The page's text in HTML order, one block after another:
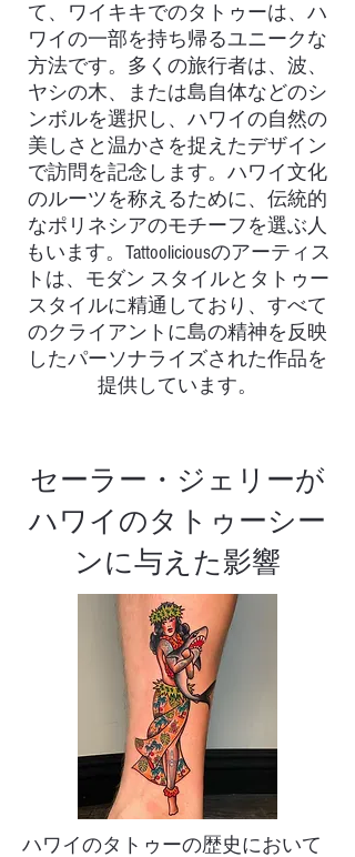
て、ワイキキでのタトゥーは、ハ
ワイの一部を持ち帰るユニークな
方法です。多くの旅行者は、波、
ヤシの木、または島自体などのシ
ンボルを選択し、ハワイの自然の
美しさと温かさを捉えたデザイン
で訪問を記念します。ハワイ文化
のルーツを称えるために、伝統的
なポリネシアのモチーフを選ぶ人
もいます。Tattooliciousのアーティス
トは、モダン スタイルとタトゥー
スタイルに精通しており、すべて
のクライアントに島の精神を反映
したパーソナライズされた作品を
提供しています。
セーラー・ジェリーが
ハワイのタトゥーシー
ンに与えた影響
ハワイのタトゥーの歴史において